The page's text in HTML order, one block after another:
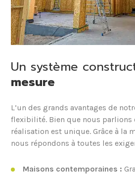
Un système
mesure
L’un des grands avantages de
flexibilité. Bien que nous parlions
réalisation est unique. Grâce à la
nous répondons à toutes les
Maisons contemporaines :